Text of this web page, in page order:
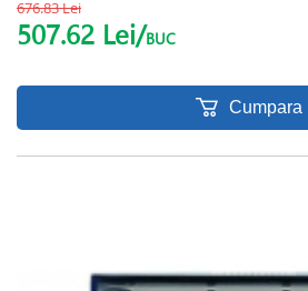
676.83 Lei
507.62 Lei/BUC
Cumpara